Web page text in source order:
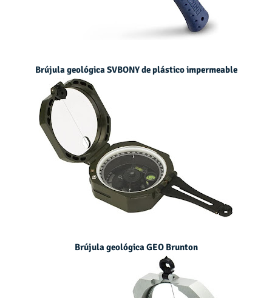
Brújula geológica SVBONY de plástico impermeable
Brújula geológica GEO Brunton